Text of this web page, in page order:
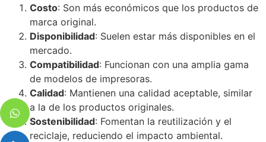
Costo: Son más económicos que los productos de
marca original.
Disponibilidad: Suelen estar más disponibles en el
mercado.
Compatibilidad: Funcionan con una amplia gama
de modelos de impresoras.
Calidad: Mantienen una calidad aceptable, similar
a la de los productos originales.
Sostenibilidad: Fomentan la reutilización y el
reciclaje, reduciendo el impacto ambiental.